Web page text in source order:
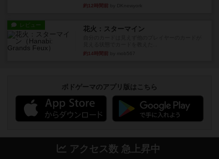
約12時間前
レビュー 花火：スターマイン
約14時間前
ボドゲーマのアプリ版はこちら
アクセス数 急上昇中